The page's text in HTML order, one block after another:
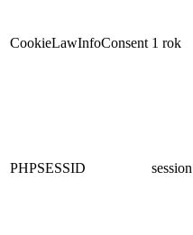
CookieLawInfoConsent 1 rok
PHPSESSID session